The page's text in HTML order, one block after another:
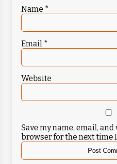
Name *
Email *
Website
Save my name, email,
browser for the next time